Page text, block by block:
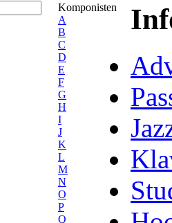
Komponisten
A
B
C
D
E
F
G
H
I
J
K
L
M
N
O
P
Q